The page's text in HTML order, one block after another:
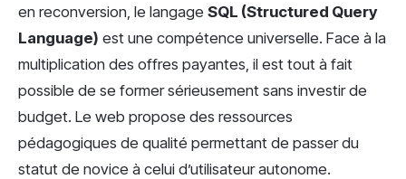
en reconversion, le langage SQL (Structured Query
Language) est une compétence universelle. Face à la
multiplication des offres payantes, il est tout à fait
possible de se former sérieusement sans investir de
budget. Le web propose des ressources
pédagogiques de qualité permettant de passer du
statut de novice à celui d’utilisateur autonome.